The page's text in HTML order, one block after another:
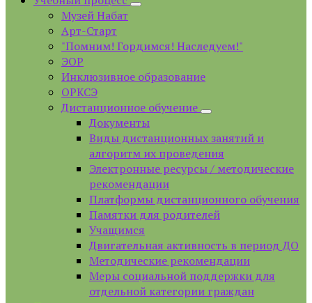
Музей Набат
Арт-Старт
"Помним! Гордимся! Наследуем!"
ЭОР
Инклюзивное образование
ОРКСЭ
Дистанционное обучение
Документы
Виды дистанционных занятий и
алгоритм их проведения
Электронные ресурсы / методические
рекомендации
Платформы дистанционного обучения
Памятки для родителей
Учащимся
Двигательная активность в период ДО
Методические рекомендации
Меры социальной поддержки для
отдельной категории граждан